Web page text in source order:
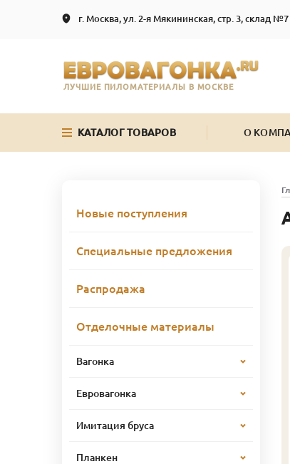
г. Москва, ул. 2-я Мякининская, стр. 3, склад №7
ЛУЧШИЕ ПИЛОМАТЕРИАЛЫ В МОСКВЕ
КАТАЛОГ ТОВАРОВ О
Новые поступления
Специальные предложения
Распродажа
Отделочные материалы
Вагонка
Евровагонка
Имитация бруса
Планкен